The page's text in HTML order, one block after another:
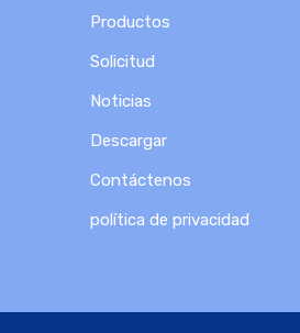
Productos
Solicitud
Noticias
Descargar
Contáctenos
política de privacidad